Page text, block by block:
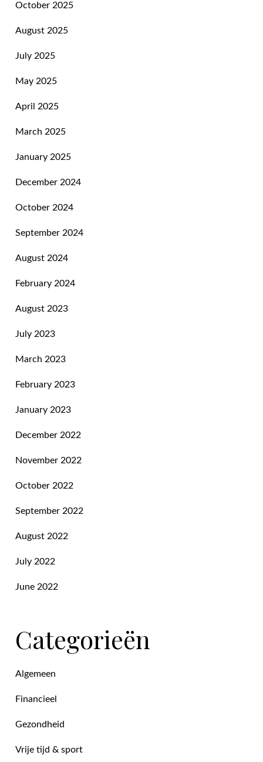
October 2025
August 2025
July 2025
May 2025
April 2025
March 2025
January 2025
December 2024
October 2024
September 2024
August 2024
February 2024
August 2023
July 2023
March 2023
February 2023
January 2023
December 2022
November 2022
October 2022
September 2022
August 2022
July 2022
June 2022
Categorieën
Algemeen
Financieel
Gezondheid
Vrije tijd & sport